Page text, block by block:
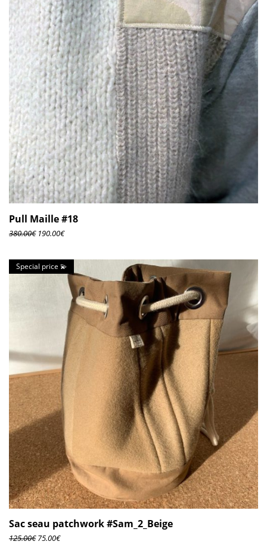
Pull Maille #18
380.00€ 190.00€
Special price 💫
Sac seau patchwork #Sam_2_Beige
125.00€ 75.00€